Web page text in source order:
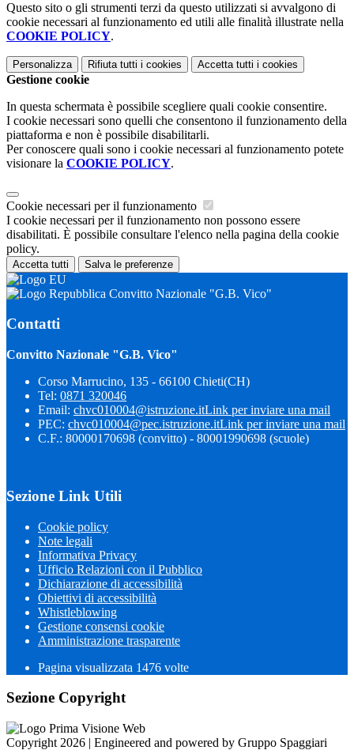
Questo sito o gli strumenti terzi da questo utilizzati si avvalgono di
cookie necessari al funzionamento ed utili alle finalità illustrate nella
COOKIE POLICY.
Personalizza Rifiuta tutti i cookies Accetta tutti i cookies
Gestione cookie
In questa schermata è possibile scegliere quali cookie consentire.
I cookie necessari sono quelli che consentono il funzionamento della
piattaforma e non è possibile disabilitarli.
Per conoscere quali sono i cookie necessari al funzionamento potete
visionare la COOKIE POLICY.
Cookie necessari per il funzionamento
I cookie necessari per il funzionamento non possono essere
disabilitati. È possibile consultare l'elenco nella pagina della cookie
policy.
Accetta tutti Salva le preferenze
Convitto Nazionale "G.B. Vico"
Contatti
Convitto Nazionale "G.B. Vico"
Corso Marrucino, 135 - 66100 Chieti(CH)
Tel: 0871 320046
Email: chvc010004@istruzione.itLink per inviare una mail
PEC: chvc010004@pec.istruzione.itLink per inviare una mail
C.F.: 80000170698 (convitto) - 80001990698 (scuole)
Sezione Link Utili
Cookie policy
Note legali
Informativa Privacy
Ufficio Relazioni con il Pubblico
Dichiarazione di accessibilità
Obiettivi di accessibilità
Whistleblowing
Gestione consensi cookie
Amministrazione trasparente
Pagina visualizzata 1476 volte
Sezione Copyright
Copyright 2026 | Engineered and powered by Gruppo Spaggiari